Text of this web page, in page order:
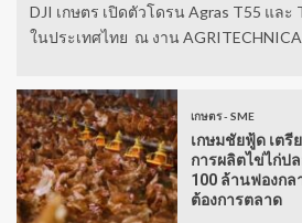
DJI เกษตร เปิดตัวโดรน Agras T55 แล
ในประเทศไทย ณ งาน AGRITECHNICA
เกษตร - SME
เกษมชัยฟู้ด เตรี
การผลิตไข่ไก่ปล
100 ล้านฟองกล
ต้องการตลาด